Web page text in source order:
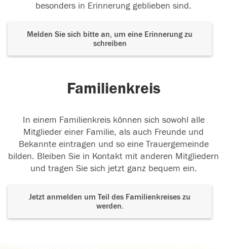
besonders in Erinnerung geblieben sind.
Melden Sie sich bitte an, um eine Erinnerung zu
schreiben
Familienkreis
In einem Familienkreis können sich sowohl alle
Mitglieder einer Familie, als auch Freunde und
Bekannte eintragen und so eine Trauergemeinde
bilden. Bleiben Sie in Kontakt mit anderen Mitgliedern
und tragen Sie sich jetzt ganz bequem ein.
Jetzt anmelden um Teil des Familienkreises zu
werden.